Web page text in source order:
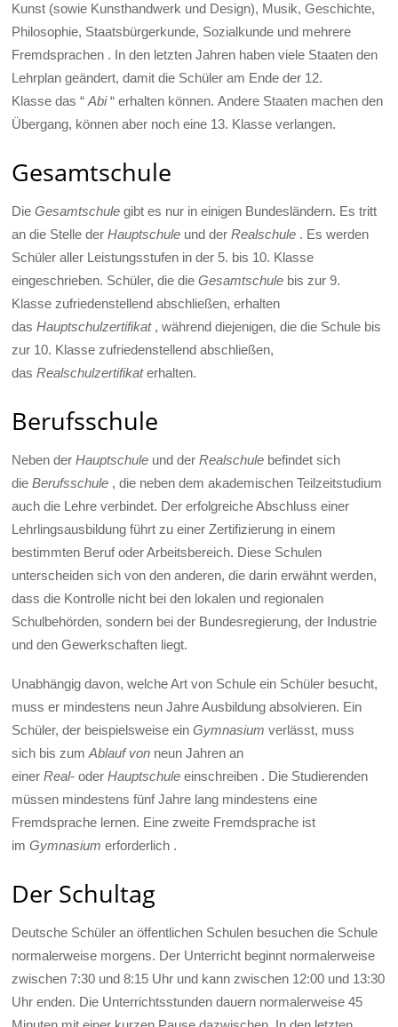
Kunst (sowie Kunsthandwerk und Design), Musik, Geschichte,
Philosophie, Staatsbürgerkunde, Sozialkunde und mehrere
Fremdsprachen . In den letzten Jahren haben viele Staaten den
Lehrplan geändert, damit die Schüler am Ende der 12.
Klasse das “Abi“ erhalten können. Andere Staaten machen den
Übergang, können aber noch eine 13. Klasse verlangen.
Gesamtschule
DieGesamtschule gibt es nur in einigen Bundesländern. Es tritt
an die Stelle derHauptschule und derRealschule . Es werden
Schüler aller Leistungsstufen in der 5. bis 10. Klasse
eingeschrieben. Schüler, die dieGesamtschule bis zur 9.
Klasse zufriedenstellend abschließen, erhalten
dasHauptschulzertifikat, während diejenigen, die die Schule bis
zur 10. Klasse zufriedenstellend abschließen,
dasRealschulzertifikaterhalten.
Berufsschule
Neben derHauptschule und derRealschule befindet sich
dieBerufsschule , die neben dem akademischen Teilzeitstudium
auch die Lehre verbindet. Der erfolgreiche Abschluss einer
Lehrlingsausbildung führt zu einer Zertifizierung in einem
bestimmten Beruf oder Arbeitsbereich. Diese Schulen
unterscheiden sich von den anderen, die darin erwähnt werden,
dass die Kontrolle nicht bei den lokalen und regionalen
Schulbehörden, sondern bei der Bundesregierung, der Industrie
und den Gewerkschaften liegt.
Unabhängig davon, welche Art von Schule ein Schüler besucht,
muss er mindestens neun Jahre Ausbildung absolvieren. Ein
Schüler, der beispielsweise einGymnasium verlässt, muss
sich bis zumAblauf von neun Jahren an
einerReal- oderHauptschule einschreiben . Die Studierenden
müssen mindestens fünf Jahre lang mindestens eine
Fremdsprache lernen. Eine zweite Fremdsprache ist
imGymnasium erforderlich .
Der Schultag
Deutsche Schüler an öffentlichen Schulen besuchen die Schule
normalerweise morgens. Der Unterricht beginnt normalerweise
zwischen 7:30 und 8:15 Uhr und kann zwischen 12:00 und 13:30
Uhr enden. Die Unterrichtsstunden dauern normalerweise 45